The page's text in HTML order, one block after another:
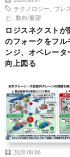
テクノロジー
プレ
ど
動向/展望
ロジスネクストが
のフォークをフル
ンジ、オペレータ
向上図る
2026.08.06